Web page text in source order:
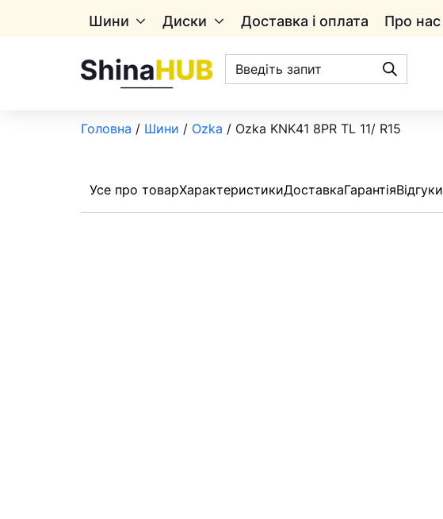
Шини Диски Доставка і оплата Про нас
Пошук
товарів
Головна / Шини / Ozka / Ozka KNK41 8PR TL 11/ R15
Усе про товарХарактеристикиДоставкаГарантіяВідгуки